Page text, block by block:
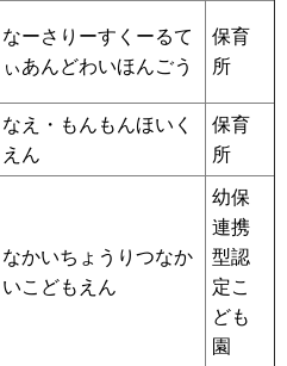
なーさりーすくーるて
ぃあんどわいほんごう
保育
所
なえ・もんもんほいく
えん
保育
所
なかいちょうりつなか
いこどもえん
幼保
連携
型認
定こ
ども
園